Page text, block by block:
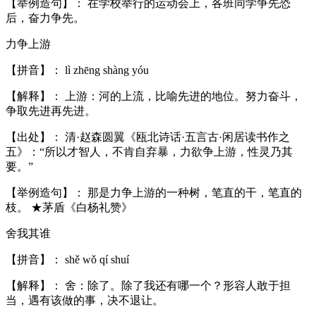
【举例造句】： 在学校举行的运动会上，各班同学争先恐
后，奋力争先。
力争上游
【拼音】： lì zhēng shàng yóu
【解释】： 上游：河的上流，比喻先进的地位。努力奋斗，
争取先进再先进。
【出处】： 清·赵森圆翼《瓯北诗话·五言古·闲居读书作之
五》：“所以才智人，不肯自弃暴，力欲争上游，性灵乃其
要。”
【举例造句】： 那是力争上游的一种树，笔直的干，笔直的
枝。 ★茅盾《白杨礼赞》
舍我其谁
【拼音】： shě wǒ qí shuí
【解释】： 舍：除了。除了我还有哪一个？形容人敢于担
当，遇有该做的事，决不退让。